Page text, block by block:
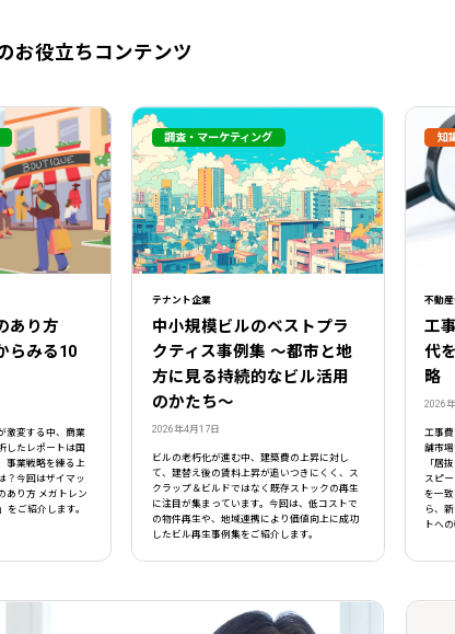
お役立ちコンテンツ
あり方
らみる10
激変する中、商業
したレポートは国
事業戦略を練る上
？今回はザイマッ
あり方 メガトレン
をご紹介します。
テナント企業
中小規模ビルのベストプラ
クティス事例集 ～都市と地
方に見る持続的なビル活用
のかたち～
2026年4月17日
ビルの老朽化が進む中、建築費の上昇に対し
て、建替え後の賃料上昇が追いつきにくく、ス
クラップ＆ビルドではなく既存ストックの再生
に注目が集まっています。今回は、低コストで
の物件再生や、地域連携により価値向上に成功
したビル再生事例集をご紹介します。
調査・マーケティング
不動
工
代
略
2026
工事
舗市
「居
スピ
を一
ら、
トへ
知